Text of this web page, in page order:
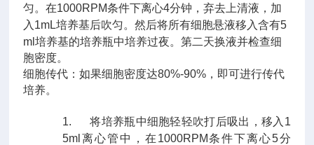
匀。在1000RPM条件下离心4分钟，弃去上清液，加
入 1mL培养基后吹匀。然后将所有细胞悬液移入含有5
ml培养基的培养瓶中培养过夜。第二天换液并检查细
胞密度。
细胞传代：如果细胞密度达80%-90% ，即可进行传代
培养。
1.将培养瓶中细胞轻轻吹打后吸出，移入 1
5ml 离心管中，在 1000RPM条件下离心5分